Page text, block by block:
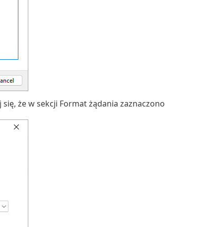
że w sekcji Format żądania zaznaczono